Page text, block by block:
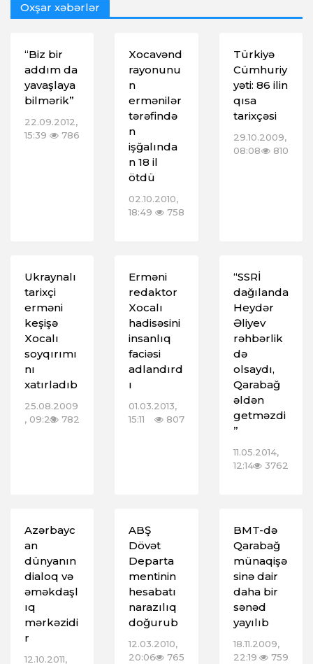
Oxşar xəbərlər
“Biz bir
addım da
yavaşlaya
bilmərik”
22.09.2012,
15:39
786
Xocavənd
rayonunu
n
ermənilər
tərəfində
n
işğalında
n 18 il
ötdü
02.10.2010,
18:49
758
Türkiyə
Cümhuriy
yəti: 86 ilin
qısa
tarixçəsi
29.10.2009,
08:08
810
Ukraynalı
tarixçi
erməni
keşişə
Xocalı
soyqırımı
nı
xatırladıb
25.08.2009
, 09:29 782
Erməni
redaktor
Xocalı
hadisəsini
insanlıq
faciəsi
adlandırd
ı
01.03.2013,
15:11
807
“SSRİ
dağılanda
Heydər
Əliyev
rəhbərlik
də
olsaydı,
Qarabağ
əldən
getməzdi
”
11.05.2014,
12:14
3762
Azərbayc
an
dünyanın
dialoq və
əməkdaşl
ıq
mərkəzidi
r
12.10.2011,
ABŞ
Dövət
Departa
mentinin
hesabatı
narazılıq
doğurub
12.03.2010,
20:06
765
BMT-də
Qarabağ
münaqişə
sinə dair
daha bir
sənəd
yayılıb
18.11.2009,
22:19
759